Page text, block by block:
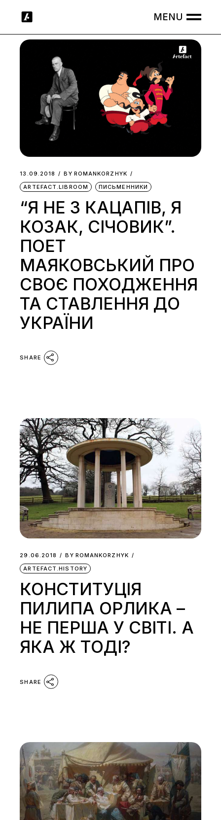
13.09.2018 BY ROMANKORZHYK
ARTEFACT.LIBROOM
ПИСЬМЕННИКИ
“Я НЕ З КАЦАПІВ, Я
КОЗАК, СІЧОВИК”.
ПОЕТ
МАЯКОВСЬКИЙ ПРО
СВОЄ ПОХОДЖЕННЯ
ТА СТАВЛЕННЯ ДО
УКРАЇНИ
SHARE
29.06.2018 BY ROMANKORZHYK
ARTEFACT.HISTORY
КОНСТИТУЦІЯ
ПИЛИПА ОРЛИКА –
НЕ ПЕРША У СВІТІ. А
ЯКА Ж ТОДІ?
SHARE